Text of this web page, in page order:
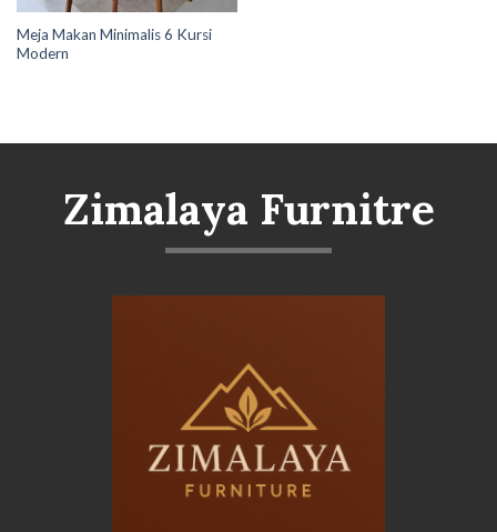
Meja Makan Minimalis 6 Kursi
Modern
Zimalaya Furnitre